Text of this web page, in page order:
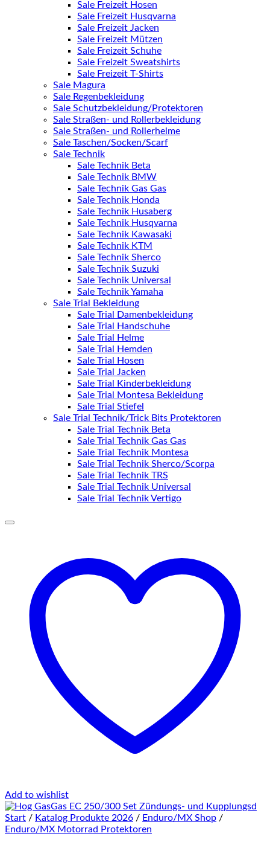
Sale Freizeit Hosen
Sale Freizeit Husqvarna
Sale Freizeit Jacken
Sale Freizeit Mützen
Sale Freizeit Schuhe
Sale Freizeit Sweatshirts
Sale Freizeit T-Shirts
Sale Magura
Sale Regenbekleidung
Sale Schutzbekleidung/Protektoren
Sale Straßen- und Rollerbekleidung
Sale Straßen- und Rollerhelme
Sale Taschen/Socken/Scarf
Sale Technik
Sale Technik Beta
Sale Technik BMW
Sale Technik Gas Gas
Sale Technik Honda
Sale Technik Husaberg
Sale Technik Husqvarna
Sale Technik Kawasaki
Sale Technik KTM
Sale Technik Sherco
Sale Technik Suzuki
Sale Technik Universal
Sale Technik Yamaha
Sale Trial Bekleidung
Sale Trial Damenbekleidung
Sale Trial Handschuhe
Sale Trial Helme
Sale Trial Hemden
Sale Trial Hosen
Sale Trial Jacken
Sale Trial Kinderbekleidung
Sale Trial Montesa Bekleidung
Sale Trial Stiefel
Sale Trial Technik/Trick Bits Protektoren
Sale Trial Technik Beta
Sale Trial Technik Gas Gas
Sale Trial Technik Montesa
Sale Trial Technik Sherco/Scorpa
Sale Trial Technik TRS
Sale Trial Technik Universal
Sale Trial Technik Vertigo
Add to wishlist
Start / Katalog Produkte 2026 / Enduro/MX Shop /
Enduro/MX Motorrad Protektoren